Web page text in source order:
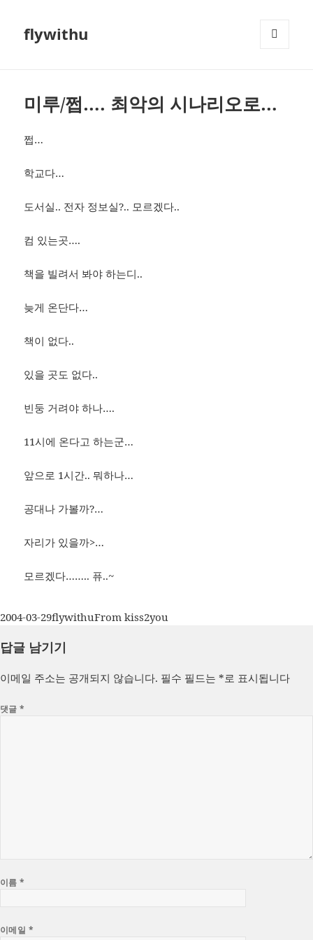
flywithu
미루/쩝…. 최악의 시나리오로…
쩝…
학교다…
도서실.. 전자 정보실?.. 모르겠다..
컴 있는곳….
책을 빌려서 봐야 하는디..
늦게 온단다…
책이 없다..
있을 곳도 없다..
빈둥 거려야 하나….
11시에 온다고 하는군…
앞으로 1시간.. 뭐하나…
공대나 가볼까?…
자리가 있을까>…
모르겠다…….. 퓨..~
작
일
2004-03-29글
이
flywithu카
From kiss2you
답글 남기기
이메일 주소는 공개되지 않습니다. 필수 필드는 *로 표시됩니다
댓글*
이름*
이메일 *